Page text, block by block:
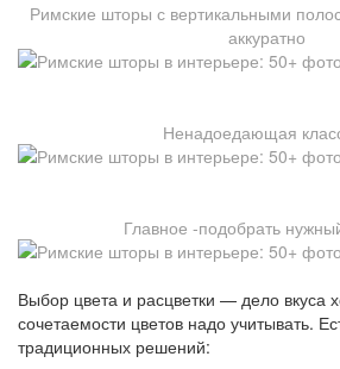
Римские шторы с вертикальными
аккуратно
Ненадоедающая
Главное -подобрать
Выбор цвета и расцветки — дело вкуса
сочетаемости цветов надо учитывать.
традиционных решений: